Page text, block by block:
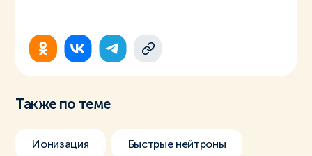
Также по теме
Ионизация Быстрые нейтроны